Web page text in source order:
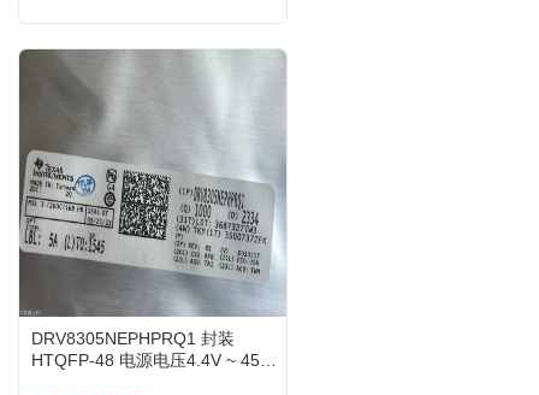
DRV8305NEPHPRQ1 封装
HTQFP-48 电源电压4.4V ~ 45V